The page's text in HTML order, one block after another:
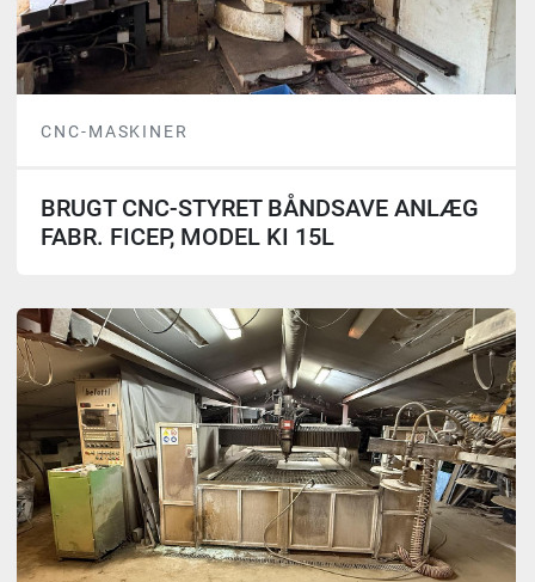
CNC-MASKINER
BRUGT CNC-STYRET BÅNDSAVE ANLÆG
FABR. FICEP, MODEL KI 15L